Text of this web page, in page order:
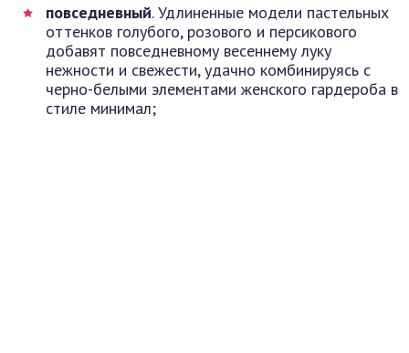
повседневный. Удлиненные модели пастельных
оттенков голубого, розового и персикового
добавят повседневному весеннему луку
нежности и свежести, удачно комбинируясь с
черно-белыми элементами женского гардероба в
стиле минимал;